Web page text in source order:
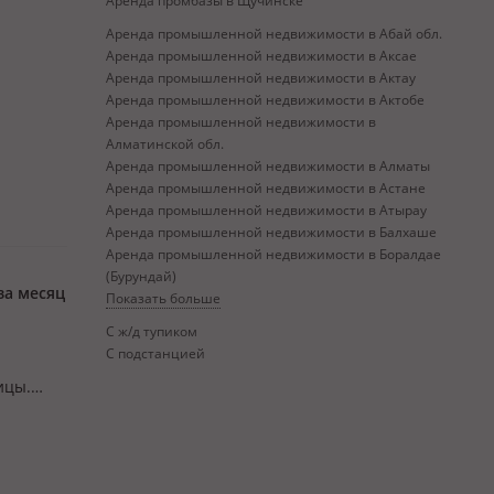
месяц
Аренда промышленной недвижимости в Абай обл.
Аренда промышленной недвижимости в Аксае
Аренда промышленной недвижимости в Актау
Аренда промышленной недвижимости в Актобе
Аренда промышленной недвижимости в
Алматинской обл.
Аренда промышленной недвижимости в Алматы
Аренда промышленной недвижимости в Астане
Аренда промышленной недвижимости в Атырау
Аренда промышленной недвижимости в Балхаше
Аренда промышленной недвижимости в Боралдае
(Бурундай)
Показать больше
С ж/д тупиком
С подстанцией